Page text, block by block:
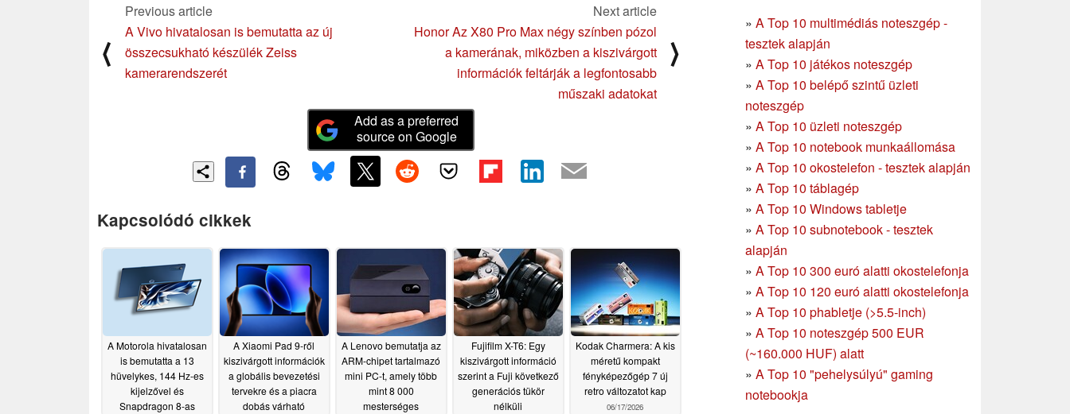
» A Top 10 multimédiás noteszgép -
tesztek alapján
» A Top 10 játékos noteszgép
» A Top 10 belépő szintű üzleti
noteszgép
» A Top 10 üzleti noteszgép
» A Top 10 notebook munkaállomása
» A Top 10 okostelefon - tesztek alapján
» A Top 10 táblagép
» A Top 10 Windows tabletje
» A Top 10 subnotebook - tesztek
alapján
» A Top 10 300 euró alatti okostelefonja
» A Top 10 120 euró alatti okostelefonja
» A Top 10 phabletje (>5.5-inch)
» A Top 10 noteszgép 500 EUR
(~160.000 HUF) alatt
» A Top 10 "pehelysúlyú" gaming
notebookja
⟨
Previous article
A Vivo hivatalosan is bemutatta az új
összecsukható készülék Zeiss
kamerarendszerét
Next article
Honor Az X80 Pro Max négy színben pózol
a kamerának, miközben a kiszivárgott
információk feltárják a legfontosabb
műszaki adatokat
⟩
Add as a preferred
source on Google
Kapcsolódó cikkek
A Motorola hivatalosan
is bemutatta a 13
hüvelykes, 144 Hz-es
kijelzővel és
Snapdragon 8-as
A Xiaomi Pad 9-ről
kiszivárgott információk
a globális bevezetési
tervekre és a piacra
dobás várható
A Lenovo bemutatja az
ARM-chipet tartalmazó
mini PC-t, amely több
mint 8 000
mesterséges
Fujifilm X-T6: Egy
kiszivárgott információ
szerint a Fuji következő
generációs tükör
nélküli
Kodak Charmera: A kis
méretű kompakt
fényképezőgép 7 új
retro változatot kap
06/17/2026